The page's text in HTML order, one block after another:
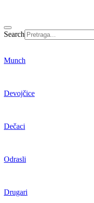
Search
Munch
Devojčice
Dečaci
Odrasli
Drugari